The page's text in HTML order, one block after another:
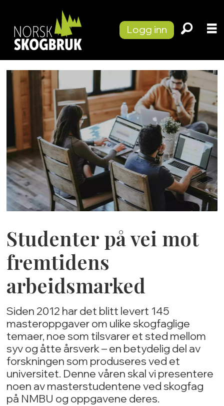
Logg inn
Studenter på vei mot
fremtidens
arbeidsmarked
Siden 2012 har det blitt levert 145
masteroppgaver om ulike skogfaglige
temaer, noe som tilsvarer et sted mellom
syv og åtte årsverk – en betydelig del av
forskningen som produseres ved et
universitet. Denne våren skal vi presentere
noen av masterstudentene ved skogfag
på NMBU og oppgavene deres.